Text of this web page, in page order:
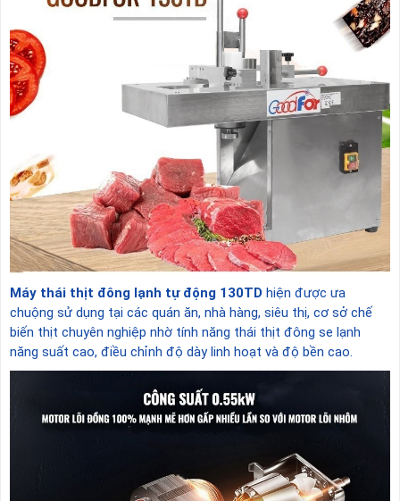
Máy thái thịt đông lạnh tự động 130TD hiện được ưa
chuộng sử dụng tại các quán ăn, nhà hàng, siêu thị, cơ sở chế
biến thịt chuyên nghiệp nhờ tính năng thái thịt đông se lạnh
năng suất cao, điều chỉnh độ dày linh hoạt và độ bền cao.